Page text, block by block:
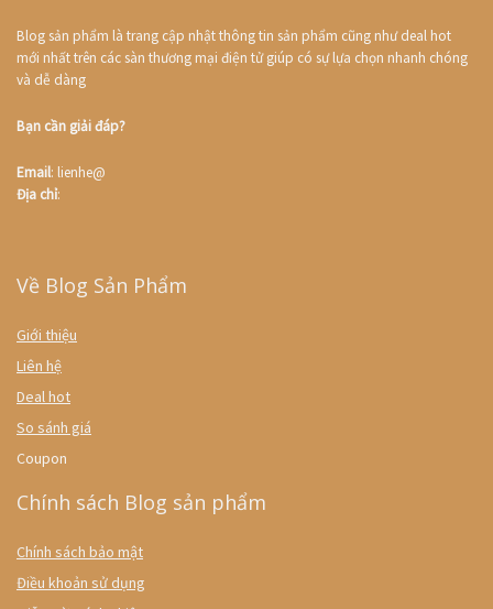
Blog sản phẩm là trang cập nhật thông tin sản phẩm cũng như deal hot
mới nhất trên các sàn thương mại điện tử giúp có sự lựa chọn nhanh chóng
và dễ dàng
Bạn cần giải đáp?
Email: lienhe@
Địa chỉ:
Về Blog Sản Phẩm
Giới thiệu
Liên hệ
Deal hot
So sánh giá
Coupon
Chính sách Blog sản phẩm
Chính sách bảo mật
Điều khoản sử dụng